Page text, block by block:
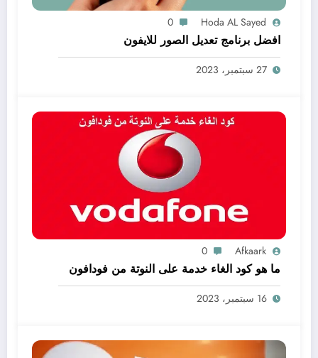
Hoda AL Sayed
0
افضل برنامج تعديل الصور للايفون
27 سبتمبر، 2023
Afkaark
0
ما هو كود الغاء خدمة على النوتة من فودافون
16 سبتمبر، 2023